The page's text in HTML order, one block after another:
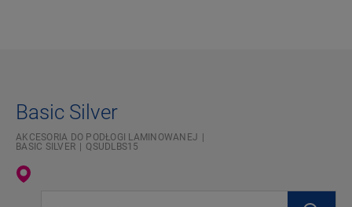
Basic Silver
AKCESORIA DO PODŁOGI LAMINOWANEJ
BASIC SILVER
QSUDLBS15